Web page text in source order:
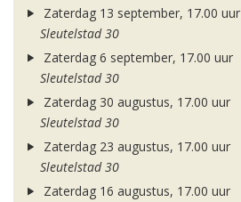
Zaterdag 13 september, 17.00 uur
Sleutelstad 30
Zaterdag 6 september, 17.00 uur
Sleutelstad 30
Zaterdag 30 augustus, 17.00 uur
Sleutelstad 30
Zaterdag 23 augustus, 17.00 uur
Sleutelstad 30
Zaterdag 16 augustus, 17.00 uur